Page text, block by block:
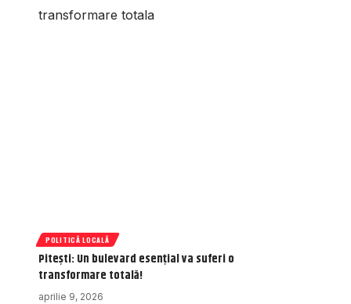
POLITICĂ LOCALĂ
Pitești: Un bulevard esențial va suferi o
transformare totală!
aprilie 9, 2026